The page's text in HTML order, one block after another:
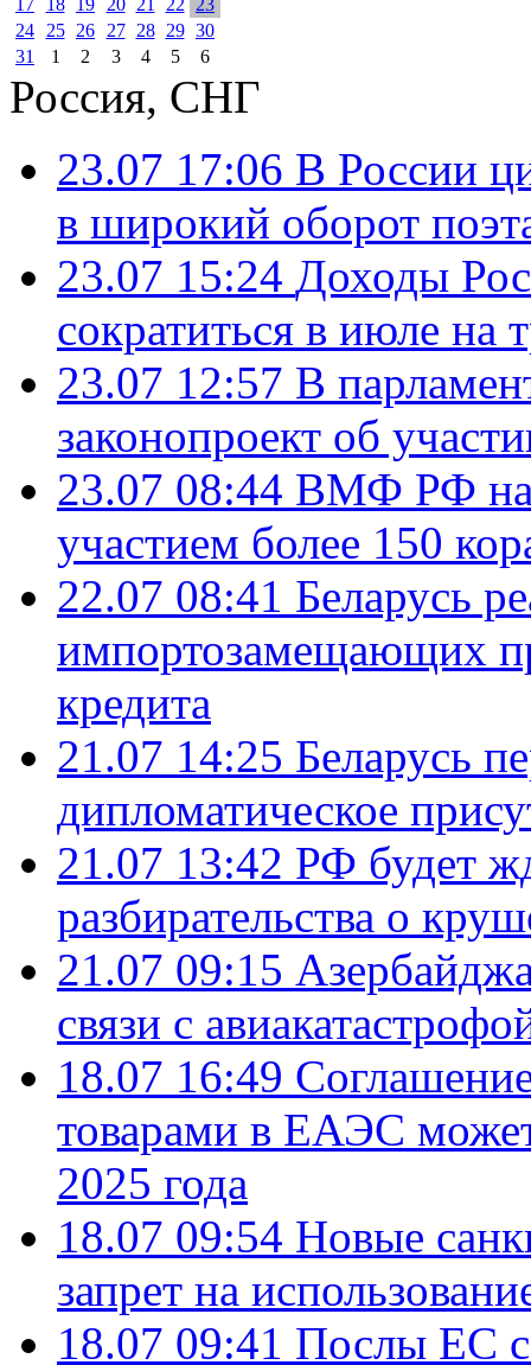
24
25 26 27 28 29 30
31
1 2 3 4 5 6
Россия, СНГ
23.07 17:06 В России
в широкий оборот
23.07 15:24 Доходы
сократиться в июле на
23.07 12:57 В
законопроект об
23.07 08:44 ВМФ РФ
участием более 150
22.07 08:41 Беларусь
импортозамещающих
кредита
21.07 14:25 Беларусь
дипломатическое
21.07 13:42 РФ будет
разбирательства о
21.07 09:15
связи с
18.07 16:49
товарами в ЕАЭС
2025 года
18.07 09:54 Новые
запрет на
18.07 09:41 Послы ЕС